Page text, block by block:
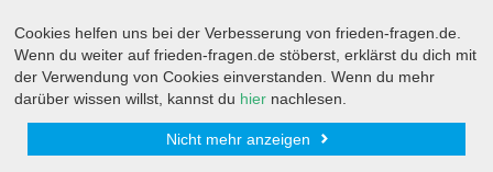
Cookies helfen uns bei der Verbesserung von frieden-fragen.de.
Wenn du weiter auf frieden-fragen.de stöberst, erklärst du dich mit
der Verwendung von Cookies einverstanden. Wenn du mehr
darüber wissen willst, kannst du hier nachlesen.
Nicht mehr anzeigen